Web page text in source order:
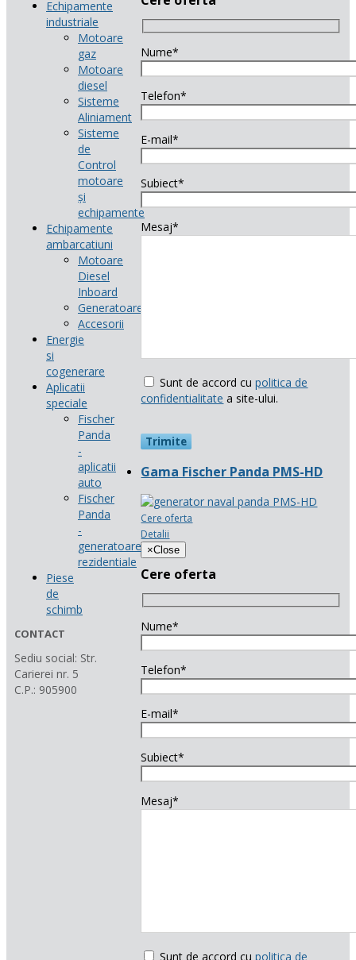
Nume*
Telefon*
E-mail*
Subiect*
Mesaj*
Sunt de accord cupolitica de
confidentialitate a site-ului.
Gama Fischer Panda PMS-HD
Cere oferta
Detalii
×Close
Cere oferta
Nume*
Telefon*
E-mail*
Subiect*
Mesaj*
Sunt de accord cupolitica de
Echipamente
industriale
Motoare
gaz
Motoare
diesel
Sisteme
Aliniament
Sisteme
de
Control
motoare
și
echipamente
Echipamente
ambarcatiuni
Motoare
Diesel
Inboard
Generatoare
Accesorii
Energie
si
cogenerare
Aplicatii
speciale
Fischer
Panda
-
aplicatii
auto
Fischer
Panda
-
generatoare
rezidentiale
Piese
de
schimb
CONTACT
Sediu social: Str.
Carierei nr. 5
C.P.: 905900